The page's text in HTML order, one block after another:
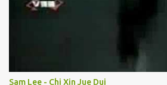
Sam Lee - Chi Xin Jue Dui